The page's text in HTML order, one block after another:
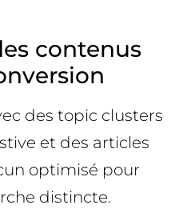
contenus
des topic clusters
et des articles
optimisé pour
distincte.